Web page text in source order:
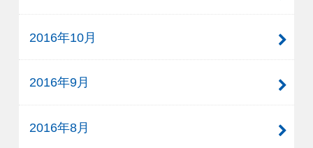
2016年10月
2016年9月
2016年8月